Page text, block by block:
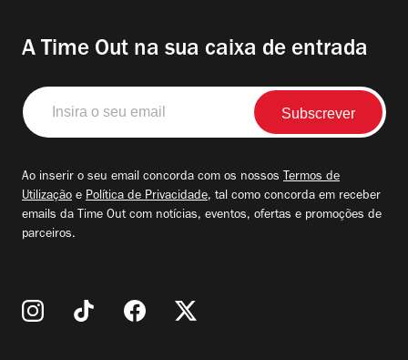
A Time Out na sua caixa de entrada
Insira
o
seu
Ao inserir o seu email concorda com os nossos Termos de
Utilização e Política de Privacidade, tal como concorda em receber
emails da Time Out com notícias, eventos, ofertas e promoções de
parceiros.